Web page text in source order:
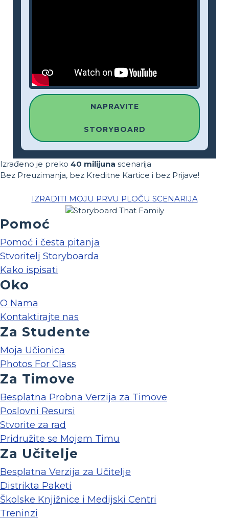
NAPRAVITE
STORYBOARD
Izrađeno je preko 40 milijuna scenarija
Bez Preuzimanja, bez Kreditne Kartice i bez Prijave!
IZRADITI MOJU PRVU PLOČU SCENARIJA
Pomoć
Pomoć i česta pitanja
Stvoritelj Storyboarda
Kako ispisati
Oko
O Nama
Kontaktirajte nas
Za Studente
Moja Učionica
Photos For Class
Za Timove
Besplatna Probna Verzija za Timove
Poslovni Resursi
Stvorite za rad
Pridružite se Mojem Timu
Za Učitelje
Besplatna Verzija za Učitelje
Distrikta Paketi
Školske Knjižnice i Medijski Centri
Treninzi